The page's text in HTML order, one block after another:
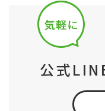
公式